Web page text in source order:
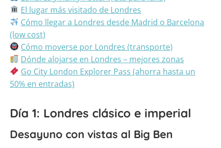
El lugar más visitado de Londres
Cómo llegar a Londres desde Madrid o Barcelona
(low cost)
Cómo moverse por Londres (transporte)
Dónde alojarse en Londres – mejores zonas
Go City London Explorer Pass (ahorra hasta un
50% en entradas)
Día 1: Londres clásico e imperial
Desayuno con vistas al Big Ben